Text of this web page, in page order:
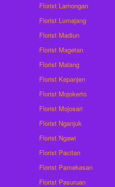
Florist Lamongan
Florist Lumajang
Florist Madiun
Florist Magetan
Florist Malang
Florist Kepanjen
Florist Mojokerto
Florist Mojosari
Florist Nganjuk
Florist Ngawi
Florist Pacitan
Florist Pamekasan
Florist Pasuruan